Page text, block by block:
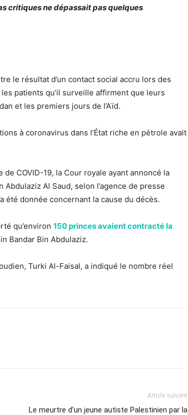
critiques ne dépassait pas quelques
le résultat d’un contact social accru lors des
patients qu’il surveille affirment que leurs
et les premiers jours de l’Aïd.
à coronavirus dans l’État riche en pétrole avait
COVID-19, la Cour royale ayant annoncé la
Al Saud, selon l’agence de presse
été donnée concernant la cause du décès.
qu’environ 150 princes avaient contracté la
Bandar Bin Abdulaziz.
Turki Al-Faisal, a indiqué le nombre réel
Article suivant
Le meurtre d’un jeune autiste Palestinien par la